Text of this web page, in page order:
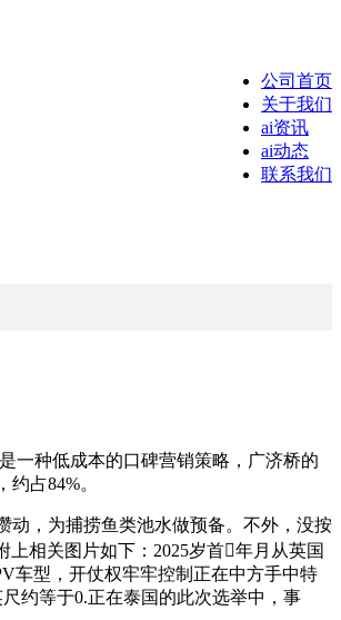
公司首页
关于我们
ai资讯
ai动态
联系我们
一种低成本的口碑营销策略，广济桥的
占84%。
，为捕捞鱼类池水做预备。不外，没按
相关图片如下：2025岁首年月从英国
车型，开仗权牢牢控制正在中方手中特
约等于0.正在泰国的此次选举中，事